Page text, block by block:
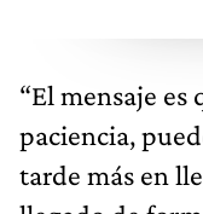
“El mensaje es
paciencia,
tarde más en